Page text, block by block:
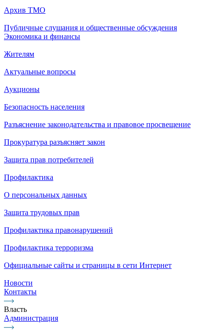
Архив ТМО
Публичные слушания и общественные обсуждения
Экономика и финансы
Жителям
Актуальные вопросы
Аукционы
Безопасность населения
Разъяснение законодательства и правовое просвещение
Прокуратура разъясняет закон
Защита прав потребителей
Профилактика
О персональных данных
Защита трудовых прав
Профилактика правонарушений
Профилактика терроризма
Официальные сайты и страницы в сети Интернет
Новости
Контакты
Власть
Администрация